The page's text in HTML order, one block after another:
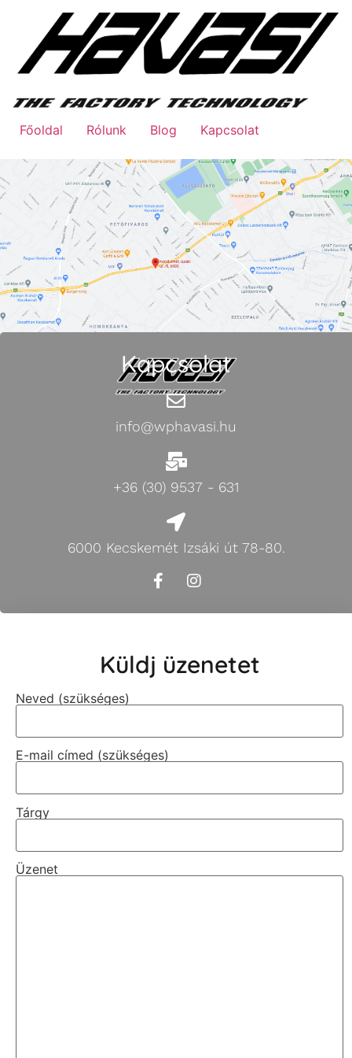
Főoldal Rólunk Blog Kapcsolat
Kapcsolat
info@wphavasi.hu
+36 (30) 9537 - 631
6000 Kecskemét Izsáki út 78-80.
Küldj üzenetet
Neved (szükséges)
E-mail címed (szükséges)
Tárgy
Üzenet